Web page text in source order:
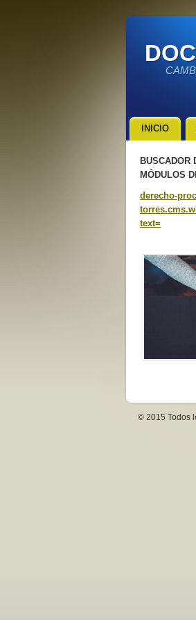
BUSCADOR
MÓDULOS
derecho-
text=
INICIO
© 2015 Todos